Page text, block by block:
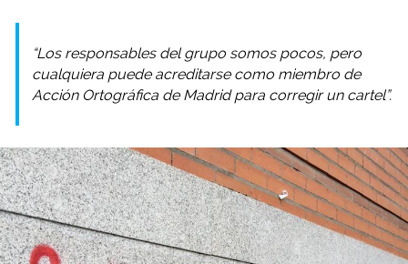
“Los responsables del grupo somos pocos, pero
cualquiera puede acreditarse como miembro de
Acción Ortográfica de Madrid para corregir un cartel”.